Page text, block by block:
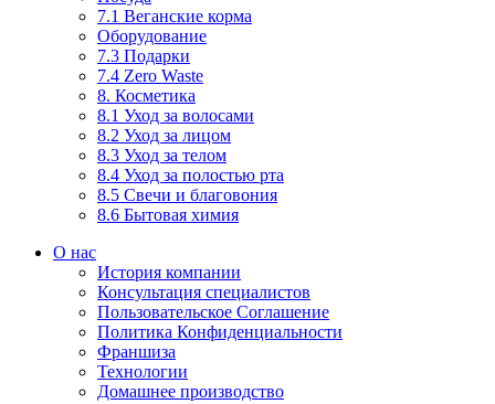
7.1 Веганские корма
Оборудование
7.3 Подарки
7.4 Zero Waste
8. Косметика
8.1 Уход за волосами
8.2 Уход за лицом
8.3 Уход за телом
8.4 Уход за полостью рта
8.5 Свечи и благовония
8.6 Бытовая химия
О нас
История компании
Консультация специалистов
Пользовательское Соглашение
Политика Конфиденциальности
Франшиза
Технологии
Домашнее производство